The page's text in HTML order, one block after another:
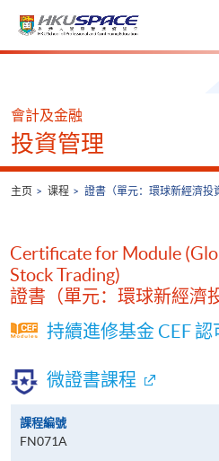
Main
會計及金融
投資管理
主页 课程 證書（單元：環球新經濟投
Certificate for Module
Stock Trading)
證書（單元：環球新經濟
持續進修基金 CEF
微證書課程
課程編號
FN071A